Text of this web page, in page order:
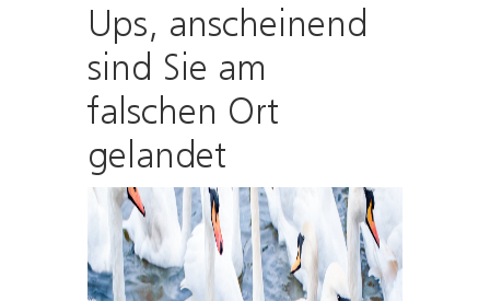
Ups, anscheinend
sind Sie am
falschen Ort
gelandet